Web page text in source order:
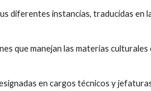
diferentes instancias, traducidas en
que manejan las materias culturales
en cargos técnicos y